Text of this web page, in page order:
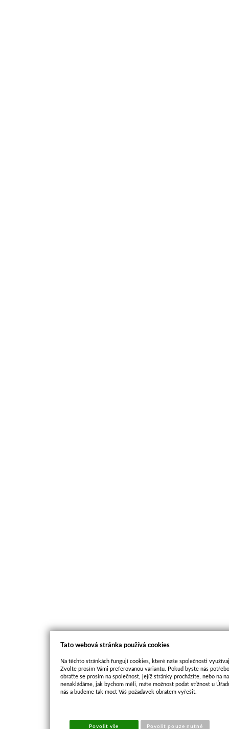
Tato webová stránka používá cookies
Na těchto stránkách fungují cookies, které naše společnosti
Zvolte prosím Vámi preferovanou variantu. Pokud byste nás
obraťte se prosím na společnost, jejíž stránky procházíte, nebo na
nenakládáme, jak bychom měli, máte možnost podat stížnost u
nás a budeme tak moct Váš požadavek obratem vyřešit.
Povolit vše Povolit pouze nutné